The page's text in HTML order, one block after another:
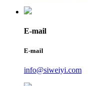
E-mail
E-mail
info@siweiyi.com